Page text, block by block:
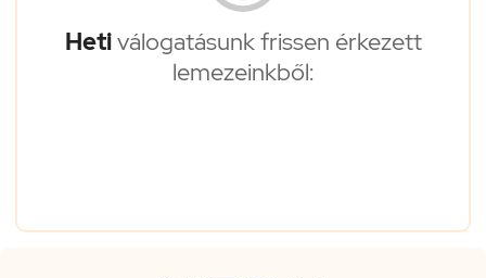
Hetiválogatásunk frissen érkezett
lemezeinkből: